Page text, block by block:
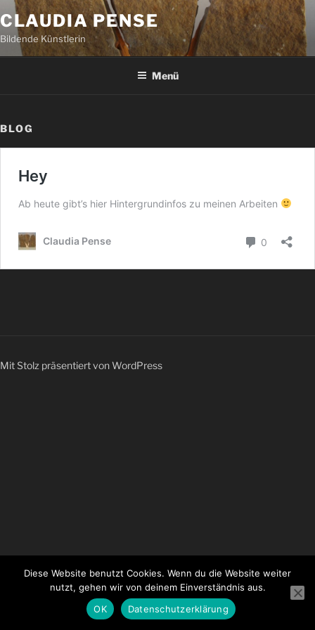
Zum
Inhalt
springen
CLAUDIA PENSE
Bildende Künstlerin
Menü
BLOG
Mit Stolz präsentiert von WordPress
Diese Website benutzt Cookies. Wenn du die Website weiter
nutzt, gehen wir von deinem Einverständnis aus.
OK
Datenschutzerklärung